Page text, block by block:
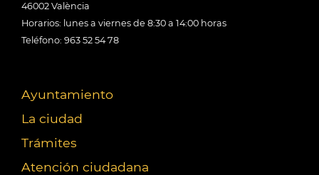
46002 València
Horarios: lunes a viernes de 8:30 a 14:00 horas
Teléfono: 963 52 54 78
Ayuntamiento
La ciudad
Trámites
Atención ciudadana